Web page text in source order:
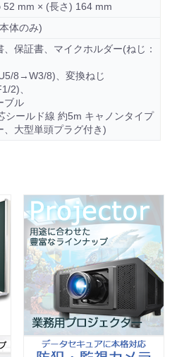
52 mm × (長さ) 164 mm
体のみ)
、保証書、マイクホルダー(ねじ：
8→W3/8)、変換ねじ
2)、
ブル
シールド線 約5m キャノンタイプ
、大型単頭プラグ付き)